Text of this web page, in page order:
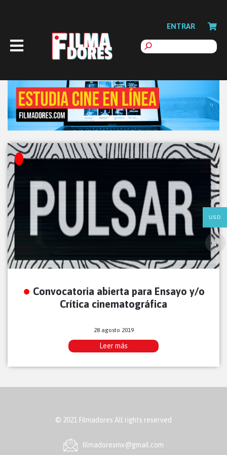
ENTRAR
Convocatoria abierta para Ensayo y/o
Crítica cinematográfica
28 agosto 2019
Leer más
© 2021 Filmadores All rights reserved
ﬁlmadoresmx@gmail.com
USD